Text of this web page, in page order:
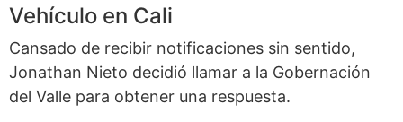
Vehículo en Cali
Cansado de recibir notificaciones sin sentido,
Jonathan Nieto decidió llamar a la Gobernación
del Valle para obtener una respuesta.